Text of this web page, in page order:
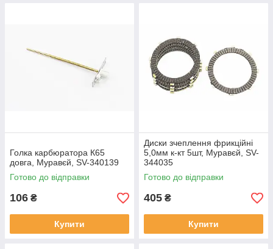
Голка карбюратора К65
довга, Муравєй, SV-340139
Готово до відправки
106 ₴
Купити
Диски зчеплення фрикційні
5,0мм к-кт 5шт, Муравєй, SV-
344035
Готово до відправки
405 ₴
Купити